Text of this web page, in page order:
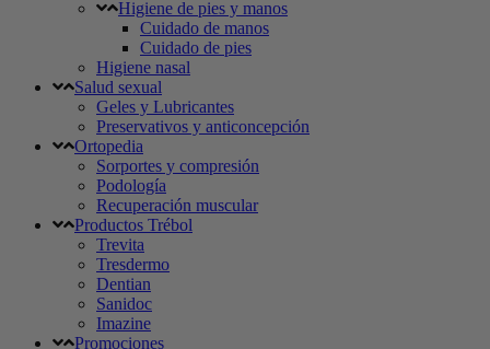
Higiene de pies y manos
Cuidado de manos
Cuidado de pies
Higiene nasal
Salud sexual
Geles y Lubricantes
Preservativos y anticoncepción
Ortopedia
Sorportes y compresión
Podología
Recuperación muscular
Productos Trébol
Trevita
Tresdermo
Dentian
Sanidoc
Imazine
Promociones